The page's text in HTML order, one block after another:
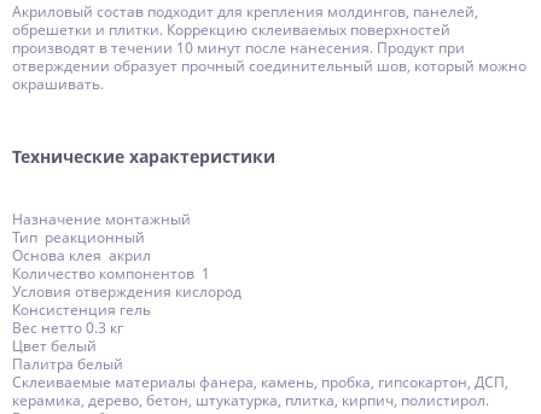
Акриловый состав подходит для крепления молдингов, панелей,
обрешетки и плитки. Коррекцию склеиваемых поверхностей
производят в течении 10 минут после нанесения. Продукт при
отверждении образует прочный соединительный шов, который можно
окрашивать.
Технические характеристики
Назначение монтажный
Тип реакционный
Основа клея акрил
Количество компонентов 1
Условия отверждения кислород
Консистенция гель
Вес нетто 0.3 кг
Цвет белый
Палитра белый
Склеиваемые материалы фанера, камень, пробка, гипсокартон, ДСП,
керамика, дерево, бетон, штукатурка, плитка, кирпич, полистирол.